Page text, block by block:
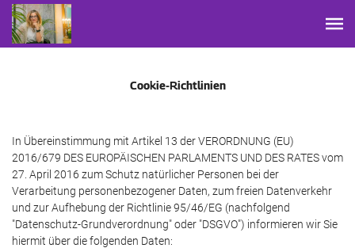
Cookie-Richtlinien
In Übereinstimmung mit Artikel 13 der VERORDNUNG (EU)
2016/679 DES EUROPÄISCHEN PARLAMENTS UND DES RATES vom
27. April 2016 zum Schutz natürlicher Personen bei der
Verarbeitung personenbezogener Daten, zum freien Datenverkehr
und zur Aufhebung der Richtlinie 95/46/EG (nachfolgend
"Datenschutz-Grundverordnung" oder "DSGVO") informieren wir Sie
hiermit über die folgenden Daten: